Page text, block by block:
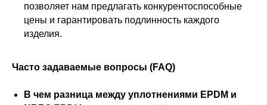
позволяет нам предлагать конкурентоспособные
цены и гарантировать подлинность каждого
изделия.
Часто задаваемые вопросы (FAQ)
В чем разница между уплотнениями EPDM и